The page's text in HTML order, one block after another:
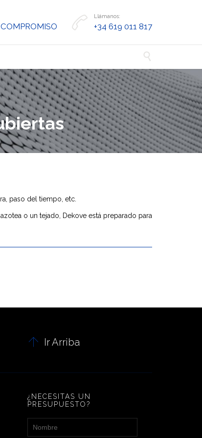
 Llámanos:
+34 619 011 817

paso del tiempo, etc.
o un tejado, Dekove está preparado para
 Ir Arriba
¿NECESITAS UN
PRESUPUESTO?